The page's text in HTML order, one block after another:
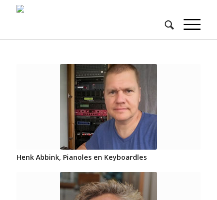
Henk Abbink, Pianoles en Keyboardles